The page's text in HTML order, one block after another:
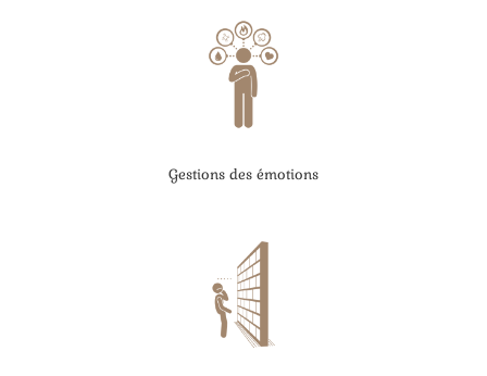
Gestions des émotions